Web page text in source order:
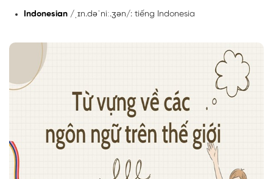
Indonesian /ˌɪn.dəˈniː.ʒən/: tiếng Indonesia